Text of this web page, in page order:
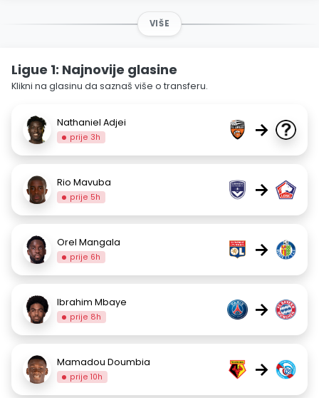
VIŠE
Ligue 1: Najnovije glasine
Klikni na glasinu da saznaš više o transferu.
Nathaniel Adjei
prije 3h →
Rio Mavuba
prije 5h →
Orel Mangala
prije 6h →
Ibrahim Mbaye
prije 8h →
Mamadou Doumbia
prije 10h →